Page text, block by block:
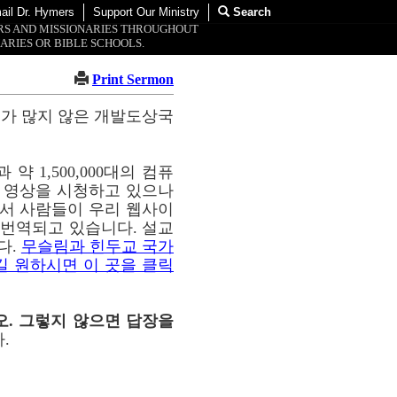
Dr. Hymers Support Our Ministry
Search
AND MISSIONARIES THROUGHOUT
OR BIBLE SCHOOLS.
Print Sermon
많지 않은 개발도상국
약 1,500,000대의 컴퓨
상을 시청하고 있으나
사람들이 우리 웹사이
역되고 있습니다. 설교
. 무슬림과 힌두교 국가
원하시면 이 곳을 클릭
. 그렇지 않으면 답장을
.